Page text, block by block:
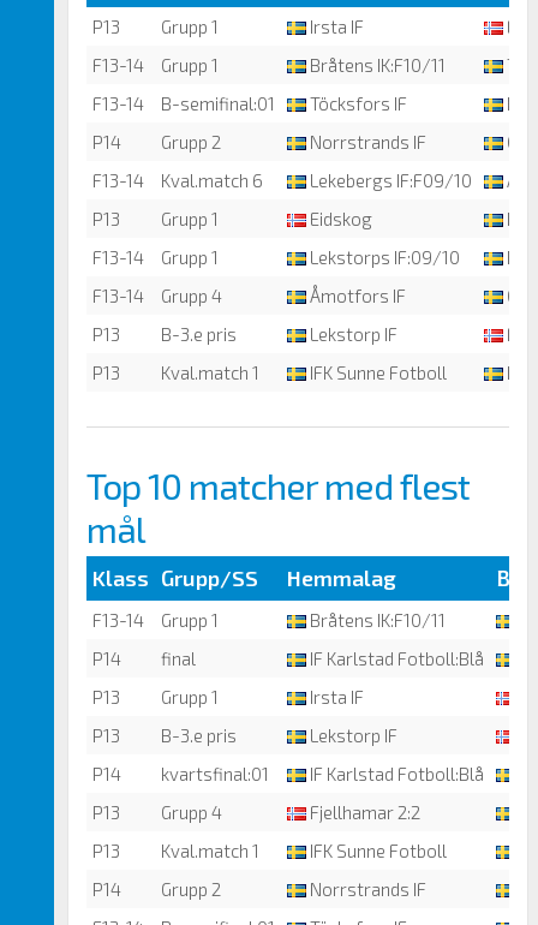
P13 Grupp 1 Irsta IF
F13-14
Grupp 1 Bråtens IK:F10/11
F13-14
B-semifinal:01 Töcksfors IF
P14
Grupp 2 Norrstrands IF
F13-14
Kval.match 6 Lekebergs IF:F09/10
P13
Grupp 1 Eidskog
F13-14
Grupp 1 Lekstorps IF:09/10
F13-14
Grupp 4 Åmotfors IF
P13
B-3.e pris Lekstorp IF
P13
Kval.match 1 IFK Sunne Fotboll IFK
Top 10 matcher med flest
mål
Klass Grupp/SS Hemmalag
F13-14 Grupp 1 Bråtens IK:F10/11
P14
final IF Karlstad Fotboll:Blå
P13
Grupp 1 Irsta IF
P13
B-3.e pris Lekstorp IF
P14
kvartsfinal:01 IF Karlstad Fotboll:Blå
P13
Grupp 4 Fjellhamar 2:2
P13
Kval.match 1 IFK Sunne Fotboll
P14
Grupp 2 Norrstrands IF